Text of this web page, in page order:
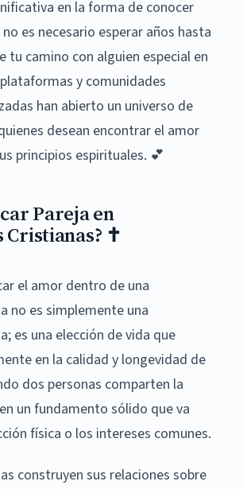
en la forma de conocer
es necesario esperar años hasta
tu camino con alguien especial en
y comunidades
han abierto un universo de
desean encontrar el amor
principios espirituales. 💕
Pareja en
Cristianas? ✝️
el amor dentro de una
no es simplemente una
es una elección de vida que
en la calidad y longevidad de
dos personas comparten la
un fundamento sólido que va
física o los intereses comunes.
construyen sus relaciones sobre